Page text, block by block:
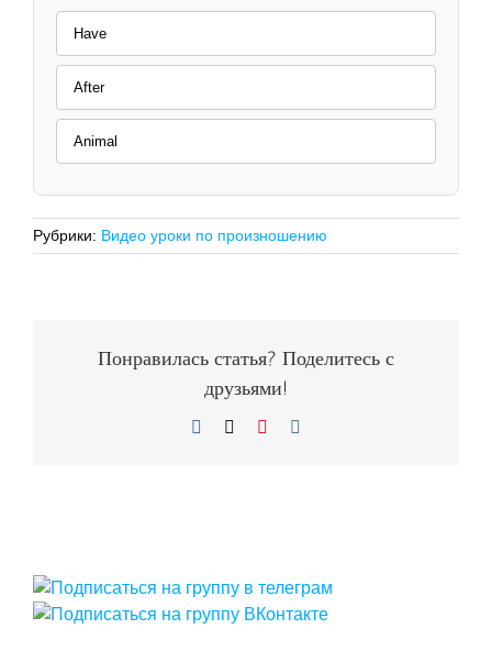
Have
After
Animal
Рубрики: Видео уроки по произношению
Понравилась статья? Поделитесь с
друзьями!
Facebook Pinterest